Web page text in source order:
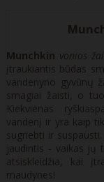
Munchkin vonios
įtraukiantis būdas
vandenyno gyvūnų
smagiai žaisti, o
Kiekvienas
vandenį ir yra kaip
sugriebti ir
jaudintis - vaikas jų
atsiskleidžia, kai
maudynes!